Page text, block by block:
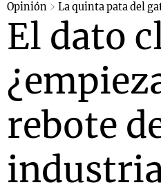
Opinión La quinta pata del
El dato
rebote